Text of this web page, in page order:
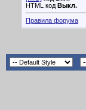
HTML код Выкл.
Правила форума